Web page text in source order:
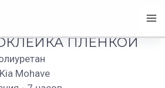
ОКЛЕЙКА ПЛЕНКОЙ
Mohave